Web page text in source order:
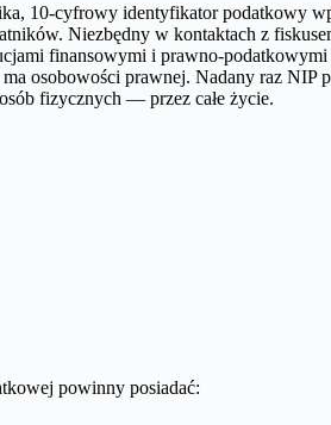
10-cyfrowy identyfikator podatkowy
Niezbędny w kontaktach z
finansowymi i prawno-
osobowości prawnej. Nadany raz NIP
fizycznych — przez całe życie.
powinny posiadać: